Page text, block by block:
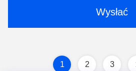
Wysłać
1 2 3